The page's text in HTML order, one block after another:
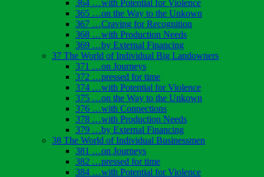
364 …with Potential for Violence
365 …on the Way to the Unkown
367 …Craving for Recognition
368 …with Production Needs
369 …by External Financing
37 The World of Individual Big Landowners
371 …on Journeys
372 …pressed for time
374 …with Potential for Violence
375 …on the Way to the Unkown
376 …with Connections
378 …with Production Needs
379 …by External Financing
38 The World of Individual Businessmen
381 …on Journeys
382 …pressed for time
384 …with Potential for Violence